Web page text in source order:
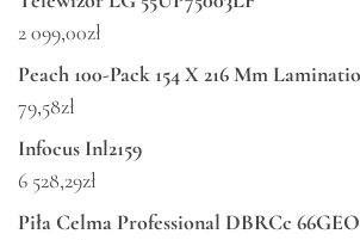
2 099,00zł
Peach 100-Pack 154 X 216 Mm
79,58zł
Infocus Inl2159
6 528,29zł
Piła Celma Professional DBRCc 66GEO